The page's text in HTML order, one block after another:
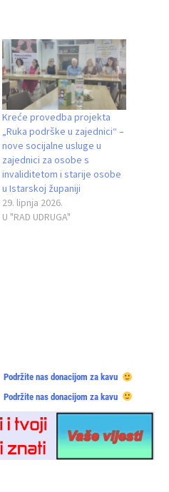
Kreće provedba projekta
„Ruka podrške u zajednici“ –
nove socijalne usluge u
zajednici za osobe s
invaliditetom i starije osobe
u Istarskoj županiji
29. lipnja 2026.
U "RAD UDRUGA"
Podržite nas donacijom za kavu
Podržite nas donacijom za kavu